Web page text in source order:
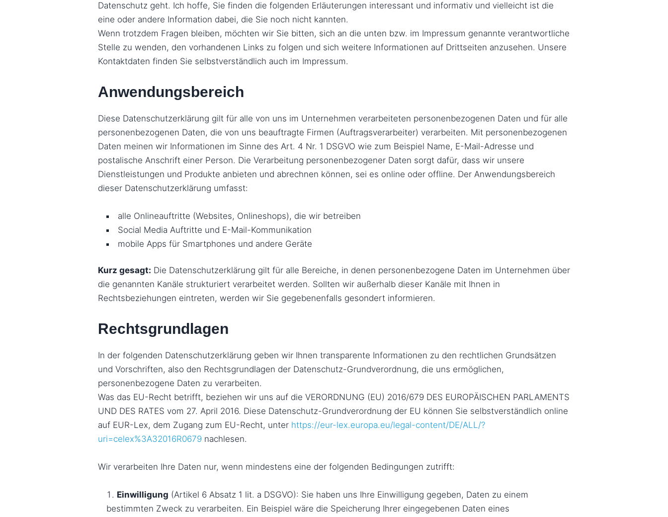
Datenschutz geht. Ich hoffe, Sie finden die folgenden Erläuterungen interessant und informativ und vielleicht ist die
eine oder andere Information dabei, die Sie noch nicht kannten.
Wenn trotzdem Fragen bleiben, möchten wir Sie bitten, sich an die unten bzw. im Impressum genannte verantwortliche
Stelle zu wenden, den vorhandenen Links zu folgen und sich weitere Informationen auf Drittseiten anzusehen. Unsere
Kontaktdaten finden Sie selbstverständlich auch im Impressum.
Anwendungsbereich
Diese Datenschutzerklärung gilt für alle von uns im Unternehmen verarbeiteten personenbezogenen Daten und für alle
personenbezogenen Daten, die von uns beauftragte Firmen (Auftragsverarbeiter) verarbeiten. Mit personenbezogenen
Daten meinen wir Informationen im Sinne des Art. 4 Nr. 1 DSGVO wie zum Beispiel Name, E-Mail-Adresse und
postalische Anschrift einer Person. Die Verarbeitung personenbezogener Daten sorgt dafür, dass wir unsere
Dienstleistungen und Produkte anbieten und abrechnen können, sei es online oder offline. Der Anwendungsbereich
dieser Datenschutzerklärung umfasst:
alle Onlineauftritte (Websites, Onlineshops), die wir betreiben
Social Media Auftritte und E-Mail-Kommunikation
mobile Apps für Smartphones und andere Geräte
Kurz gesagt: Die Datenschutzerklärung gilt für alle Bereiche, in denen personenbezogene Daten im Unternehmen über
die genannten Kanäle strukturiert verarbeitet werden. Sollten wir außerhalb dieser Kanäle mit Ihnen in
Rechtsbeziehungen eintreten, werden wir Sie gegebenenfalls gesondert informieren.
Rechtsgrundlagen
In der folgenden Datenschutzerklärung geben wir Ihnen transparente Informationen zu den rechtlichen Grundsätzen
und Vorschriften, also den Rechtsgrundlagen der Datenschutz-Grundverordnung, die uns ermöglichen,
personenbezogene Daten zu verarbeiten.
Was das EU-Recht betrifft, beziehen wir uns auf die VERORDNUNG (EU) 2016/679 DES EUROPÄISCHEN PARLAMENTS
UND DES RATES vom 27. April 2016. Diese Datenschutz-Grundverordnung der EU können Sie selbstverständlich online
auf EUR-Lex, dem Zugang zum EU-Recht, unter https://eur-lex.europa.eu/legal-content/DE/ALL/?
uri=celex%3A32016R0679 nachlesen.
Wir verarbeiten Ihre Daten nur, wenn mindestens eine der folgenden Bedingungen zutrifft:
Einwilligung (Artikel 6 Absatz 1 lit. a DSGVO): Sie haben uns Ihre Einwilligung gegeben, Daten zu einem
bestimmten Zweck zu verarbeiten. Ein Beispiel wäre die Speicherung Ihrer eingegebenen Daten eines